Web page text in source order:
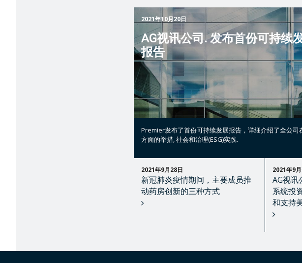
2021年10月20日
AG视讯公司. 发布首份可持续
报告
Premier发布了首份可持续发展报告，详细介绍了全公司
方面的举措, 社会和治理(ESG)实践.
2021年9月28日
新冠肺炎疫情期间，主要成员推
动药房创新的三种方式
阅
2021年9
AG视讯
系统投
和支持
阅
文